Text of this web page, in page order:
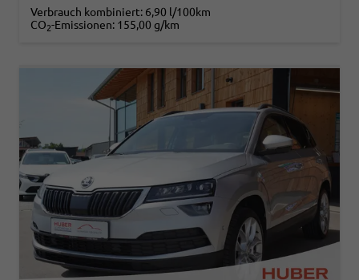
Verbrauch kombiniert: 6,90 l/100km
CO2-Emissionen: 155,00 g/km